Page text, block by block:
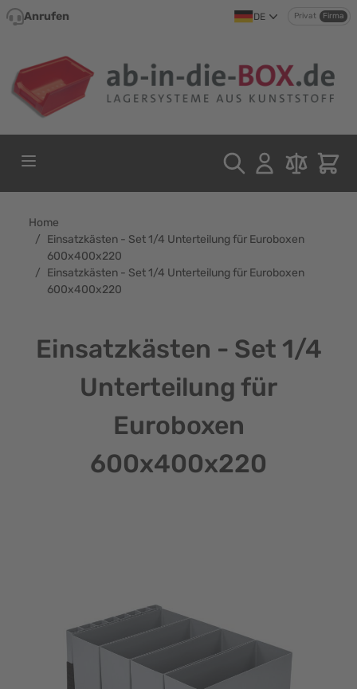
Direkt zum Inhalt
Anrufen DE Privat Firma
Home
/ Einsatzkästen - Set 1/4 Unterteilung für Euroboxen
600x400x220
/ Einsatzkästen - Set 1/4 Unterteilung für Euroboxen
600x400x220
Einsatzkästen - Set 1/4
Unterteilung für
Euroboxen
600x400x220